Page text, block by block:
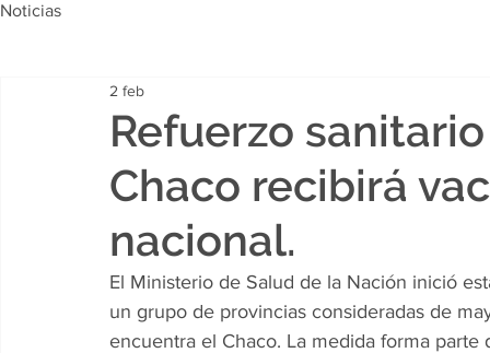
Noticias
Refuerzo
Chaco recibirá
nacional.
2 feb
El Ministerio de Salud de la Nación inició
un grupo de provincias consideradas de
encuentra el Chaco. La medida forma